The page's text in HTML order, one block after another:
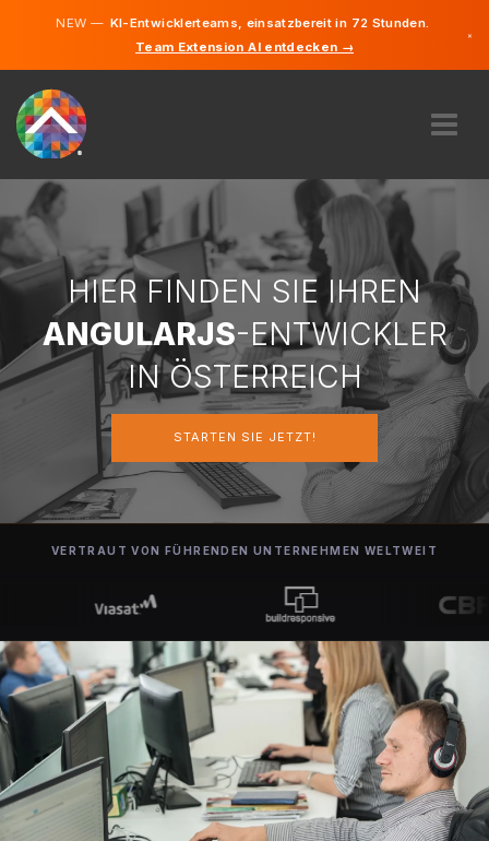
NEW —KI-Entwicklerteams, einsatzbereit in 72 Stunden.
Team Extension AI entdecken →
×
ÜBER UNS
EXPERTISE
WIE FUNKTIONIERT ES?
KARRIERE
FINDEN
ÖSTERREICH
STARTEN SIE JETZT
HIER FINDEN SIE IHREN
ANGULARJS-ENTWICKLER
IN ÖSTERREICH
STARTEN SIE JETZT!
VERTRAUT VON FÜHRENDEN UNTERNEHMEN WELTWEIT